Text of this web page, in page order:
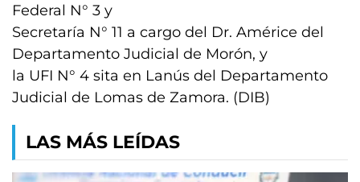
Federal N° 3 y
Secretaría N° 11 a cargo del Dr. Américe del
Departamento Judicial de Morón, y
la UFI N° 4 sita en Lanús del Departamento
Judicial de Lomas de Zamora. (DIB)
LAS MÁS LEÍDAS